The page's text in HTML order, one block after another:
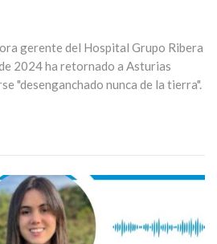
gerente del Hospital Grupo Ribera
2024 ha retornado a Asturias
"desenganchado nunca de la tierra".